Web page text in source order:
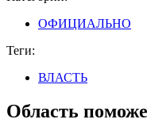
ОФИЦИАЛЬНО
Теги:
ВЛАСТЬ
Область